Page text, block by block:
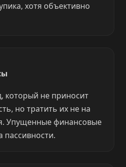
хотя объективно
который не приносит
но тратить их не на
Упущенные финансовые
пассивности.